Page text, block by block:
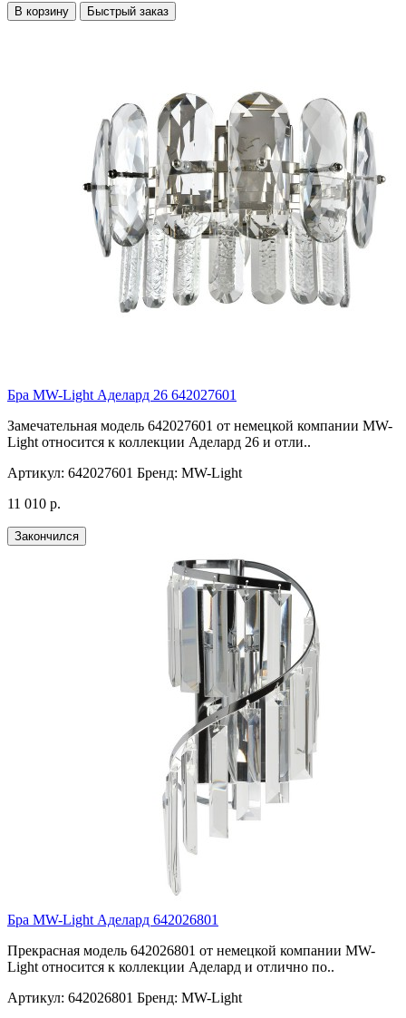
В корзину Быстрый заказ
Бра MW-Light Аделард 26 642027601
Замечательная модель 642027601 от немецкой компании MW-
Light относится к коллекции Аделард 26 и отли..
Артикул: 642027601 Бренд: MW-Light
11 010 р.
Закончился
Бра MW-Light Аделард 642026801
Прекрасная модель 642026801 от немецкой компании MW-
Light относится к коллекции Аделард и отлично по..
Артикул: 642026801 Бренд: MW-Light